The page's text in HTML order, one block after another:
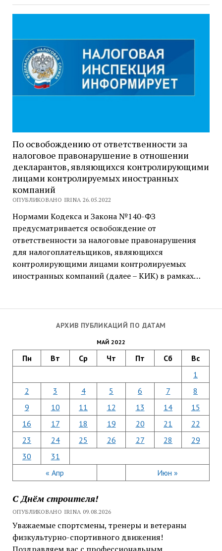
АРХИВ ПУБЛИКАЦИЙ ПО ДАТАМ
МАЙ 2022
Пн Вт Ср Чт Пт Сб Вс
« Апр Июн »
1
2
3 4 5 6 7
8
9
10 11 12 13 14
15
16
17 18 19 20 21
22
23
24 25 26 27 28
29
30
31
С Днём строителя!
ОПУБЛИКОВАНО IRINA 09.08.2026
Уважаемые спортсмены, тренеры и ветераны
физкультурно-спортивного движения!
По освобождению от ответственности за
налоговое правонарушение в отношении
декларантов, являющихся контролирующими
лицами контролируемых иностранных
компаний
ОПУБЛИКОВАНО IRINA 26.05.2022
Нормами Кодекса и Закона №140-ФЗ
предусматривается освобождение от
ответственности за налоговые правонарушения
для налогоплательщиков, являющихся
контролирующими лицами контролируемых
иностранных компаний (далее – КИК) в рамках…